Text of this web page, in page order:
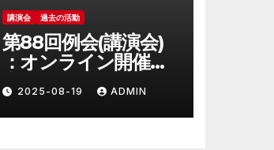
講演会 過去の活動
第88回例会(講演会)
：オンライン開催に
変更
2025-08-19 ADMIN